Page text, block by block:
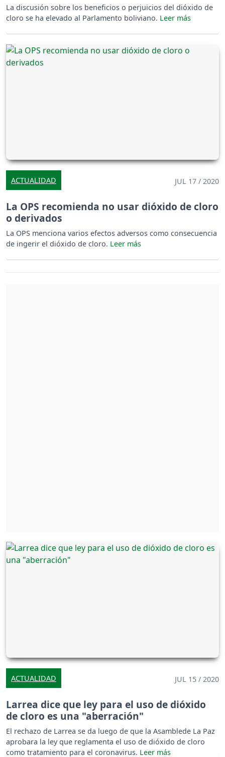
La discusión sobre los beneficios o perjuicios del dióxido de
cloro se ha elevado al Parlamento boliviano.
ACTUALIDAD JUL 17 / 2020
La OPS recomienda no usar dióxido de cloro
o derivados
La OPS menciona varios efectos adversos como consecuencia
de ingerir el dióxido de cloro.
ACTUALIDAD JUL 15 / 2020
Larrea dice que ley para el uso de dióxido
de cloro es una "aberración"
El rechazo de Larrea se da luego de que la Asamblede La Paz
aprobara la ley que reglamenta el uso de dióxido de cloro
como tratamiento para el coronavirus.